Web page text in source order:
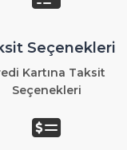
Seçenekleri
Kartına Taksit
Seçenekleri